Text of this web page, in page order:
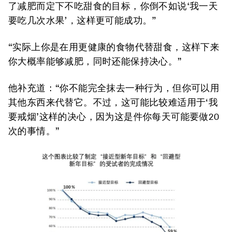
了减肥而定下不吃甜食的目标，你倒不如说‘我一天
要吃几次水果’，这样更可能成功。”
“实际上你是在用更健康的食物代替甜食，这样下来
你大概率能够减肥，同时还能保持决心。”
他补充道：“你不能完全抹去一种行为，但你可以用
其他东西来代替它。不过，这可能比较难适用于‘我
要戒烟’这样的决心，因为这是件你每天可能要做20
次的事情。”